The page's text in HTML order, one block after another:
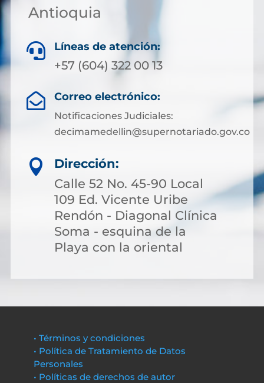
Antioquia
 Líneas de atención:
+57 (604) 322 00 13
 Correo electrónico:
Notificaciones Judiciales:
decimamedellin@supernotariado.gov.co

Dirección:
Calle 52 No. 45-90 Local
109 Ed. Vicente Uribe
Rendón - Diagonal Clínica
Soma - esquina de la
Playa con la oriental
• Términos y condiciones
• Política de Tratamiento de Datos
Personales
• Políticas de derechos de autor